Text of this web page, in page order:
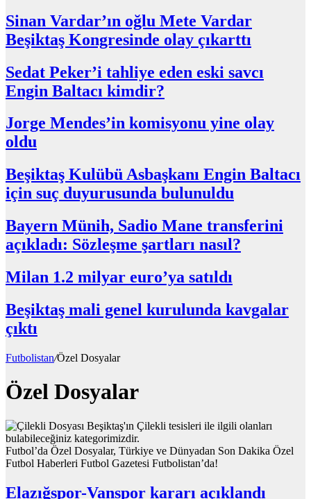
Sinan Vardar’ın oğlu Mete Vardar
Beşiktaş Kongresinde olay çıkarttı
Sedat Peker’i tahliye eden eski savcı
Engin Baltacı kimdir?
Jorge Mendes’in komisyonu yine olay
oldu
Beşiktaş Kulübü Asbaşkanı Engin Baltacı
için suç duyurusunda bulunuldu
Bayern Münih, Sadio Mane transferini
açıkladı: Sözleşme şartları nasıl?
Milan 1.2 milyar euro’ya satıldı
Beşiktaş mali genel kurulunda kavgalar
çıktı
Futbolistan/Özel Dosyalar
Özel Dosyalar
Futbol’da Özel Dosyalar, Türkiye ve Dünyadan Son Dakika Özel
Futbol Haberleri Futbol Gazetesi Futbolistan’da!
Elazığspor-Vanspor kararı açıklandı